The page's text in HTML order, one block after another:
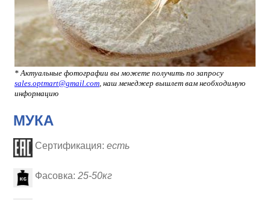
* Актуальные фотографии вы можете получить по запросу
sales.optmart@gmail.com, наш менеджер вышлет вам необходимую
информацию
МУКА
Сертификация:есть
Фасовка:25-50кг